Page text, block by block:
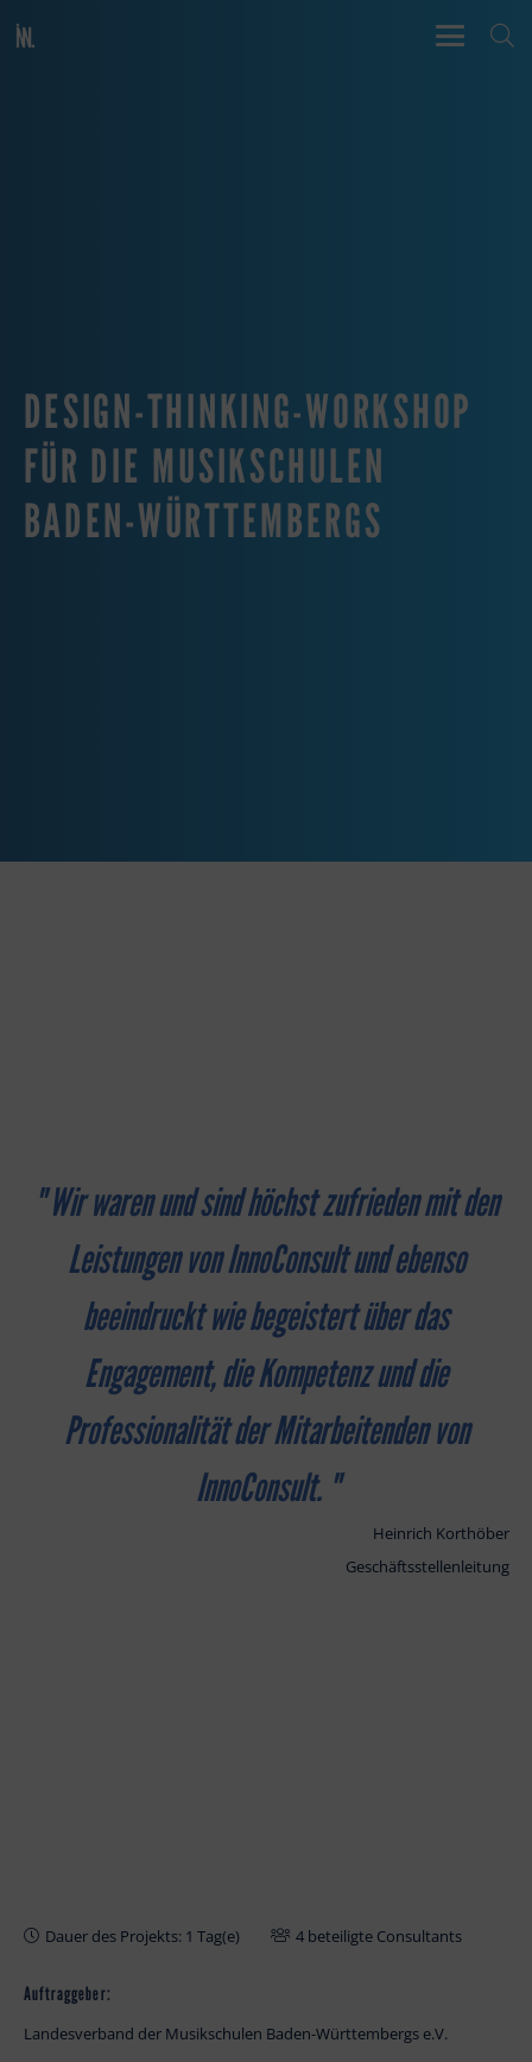
DESIGN-THINKING-WORKSHOP
FÜR DIE MUSIKSCHULEN
BADEN-WÜRTTEMBERGS
"Wir waren und sind höchst zufrieden mit den
Leistungen von InnoConsult und ebenso
beeindruckt wie begeistert über das
Engagement, die Kompetenz und die
Professionalität der Mitarbeitenden von
InnoConsult."
Heinrich Korthöber
Geschäftsstellenleitung
Dauer des Projekts: 1 Tag(e) 4 beteiligte Consultants
Auftraggeber:
Landesverband der Musikschulen Baden-Württembergs e.V.